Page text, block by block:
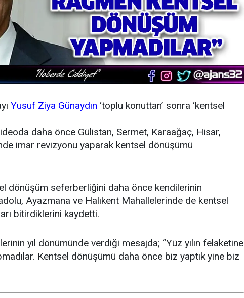
Yusuf Ziya Günaydın ‘toplu konuttan’ sonra ‘kentsel
daha önce Gülistan, Sermet, Karaağaç, Hisar,
imar revizyonu yaparak kentsel dönüşümü
dönüşüm seferberliğini daha önce kendilerinin
Ayazmana ve Halıkent Mahallelerinde de kentsel
bitirdiklerini kaydetti.
yıl dönümünde verdiği mesajda; “Yüz yılın felaketine
Kentsel dönüşümü daha önce biz yaptık yine biz